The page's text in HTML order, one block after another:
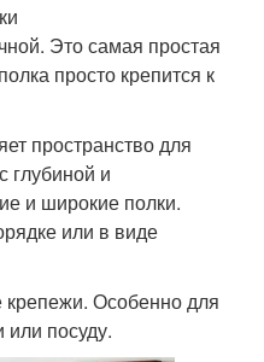
Это самая простая
просто крепится к
пространство для
глубиной и
и широкие полки.
или в виде
Особенно для
или посуду.